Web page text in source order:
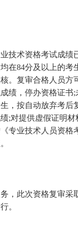
技术资格考试成绩
在84分及以上的考
。复审合格人员方
绩，停办资格证书
，按自动放弃考后
;对提供虚假证明
专业技术人员资格
，此次资格复审采
。